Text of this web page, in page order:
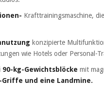
Krafttrainingsmaschine,
konzipierte
wie Hotels oder Personal-
kg-Gewichtsblöcke mit
Griffe und eine Landmine.